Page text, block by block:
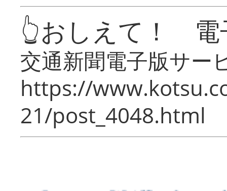
👆おしえて！ 電
交通新聞電子版サー
https://
21/post_4048.html